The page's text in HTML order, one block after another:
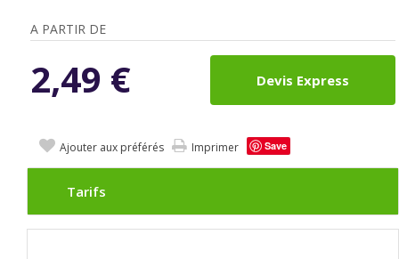
A PARTIR DE
2,49 € Devis Express
Ajouter aux préférés Imprimer Save
Tarifs